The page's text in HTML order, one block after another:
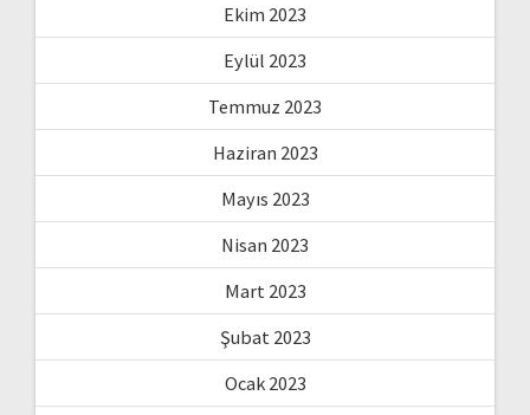
Ekim 2023
Eylül 2023
Temmuz 2023
Haziran 2023
Mayıs 2023
Nisan 2023
Mart 2023
Şubat 2023
Ocak 2023